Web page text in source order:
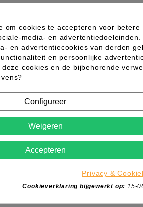
SHAKISY 240 ML
a rating for your review.
consequat elit minim nisi eu
aliquip nisi ex deserunt.
om cookies te accepteren voor betere
media- en advertentiedoeleinden.
en advertentiecookies van derden
en persoonlijke
cookies en de bijbehorende
Configureer
Weigeren
Accepteren
Privacy &
Cookieverklaring bijgewerkt op: 15-